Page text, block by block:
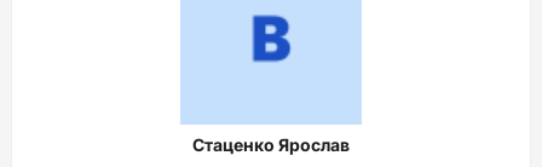
Стаценко Ярослав